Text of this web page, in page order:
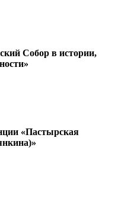
Собор в истории,
«Пастырская